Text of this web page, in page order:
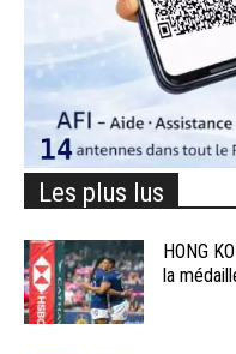
Les plus lus
HONG
la